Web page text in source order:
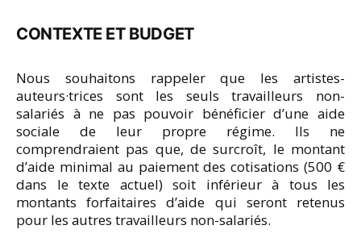
CONTEXTE ET BUDGET
Nous souhaitons rappeler que les artistes-
auteurs·trices sont les seuls travailleurs non-
salariés à ne pas pouvoir bénéficier d’une aide
sociale de leur propre régime. Ils ne
comprendraient pas que, de surcroît, le montant
d’aide minimal au paiement des cotisations (500 €
dans le texte actuel) soit inférieur à tous les
montants forfaitaires d’aide qui seront retenus
pour les autres travailleurs non-salariés.